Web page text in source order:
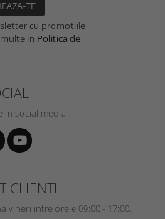
cu promotiile
in Politica de
in social media
CLIENTI
vineri intre orele 09:00 - 17:00.